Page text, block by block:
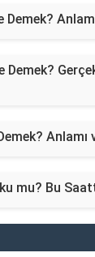
Anlamı
mu? Bu